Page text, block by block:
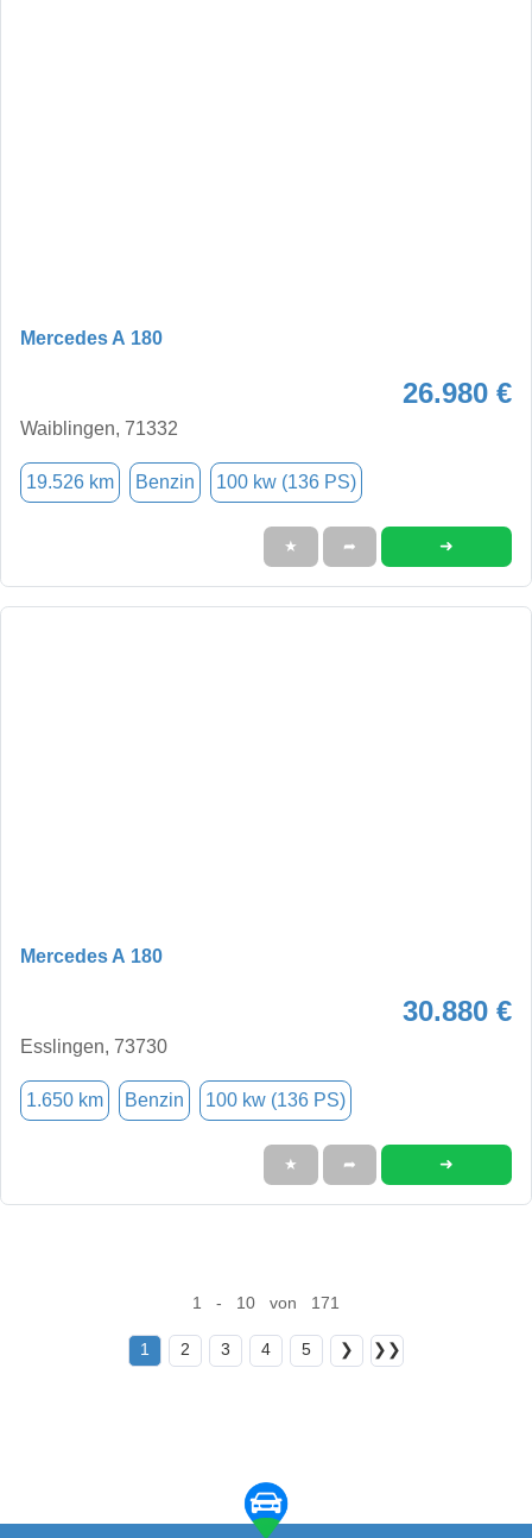
Mercedes A 180
26.980 €
Waiblingen, 71332
19.526 km Benzin 100 kw (136 PS)
★ ➦ ➜
Mercedes A 180
30.880 €
Esslingen, 73730
1.650 km Benzin 100 kw (136 PS)
★ ➦ ➜
1 - 10 von 171
1 2 3 4 5 ❯ ❯❯